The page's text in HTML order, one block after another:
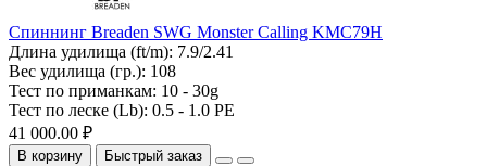
Спиннинг Breaden SWG Monster Calling KMC79H
Длина удилища (ft/m): 7.9/2.41
Вес удилища (гр.): 108
Тест по приманкам: 10 - 30g
Тест по леске (Lb): 0.5 - 1.0 PE
41 000.00 ₽
В корзину Быстрый заказ